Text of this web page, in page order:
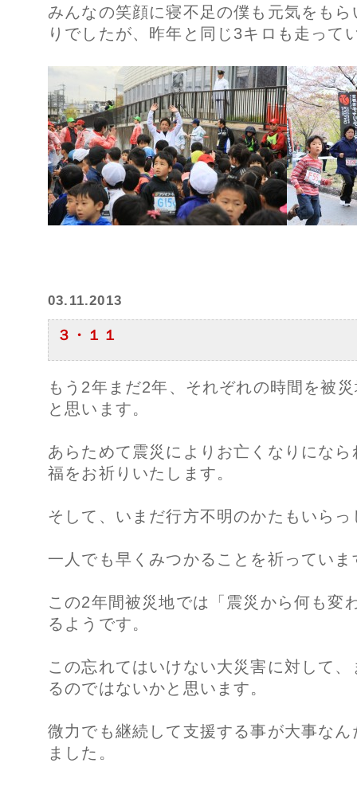
みんなの笑顔に寝不足の僕も元気をも
りでしたが、昨年と同じ3キロも走って
03.11.2013
３・１１
もう2年まだ2年、それぞれの時間を被
と思います。
あらためて震災によりお亡くなりにな
福をお祈りいたします。
そして、いまだ行方不明のかたもいら
一人でも早くみつかることを祈っていま
この2年間被災地では「震災から何も変
るようです。
この忘れてはいけない大災害に対して
るのではないかと思います。
微力でも継続して支援する事が大事な
ました。